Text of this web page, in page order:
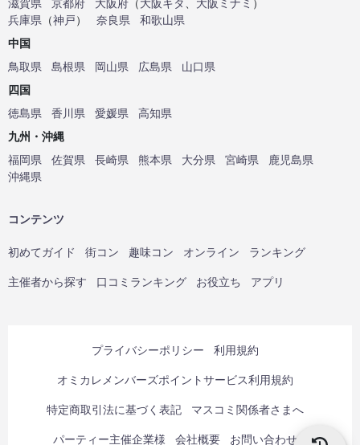
滋賀県
京都府 大阪府 （大阪キタ 大阪ミナミ ）
兵庫県 （神戸） 奈良県
和歌山県
中国
鳥取県
島根県 岡山県 広島県
山口県
四国
徳島県
香川県 愛媛県
高知県
九州・沖縄
福岡県
佐賀県 長崎県 熊本県 大分県 宮崎県
鹿児島県
沖縄県
コンテンツ
初めてガイド 街コン 趣味コン オンライン ランキング
主催者から探す 口コミランキング お役立ち アプリ
プライバシーポリシー 利用規約
オミカレメンバーズポイントサービス利用規約
特定商取引法に基づく表記 マスコミ関係者さまへ
パーティー主催企業様 会社概要 お問い合わせ